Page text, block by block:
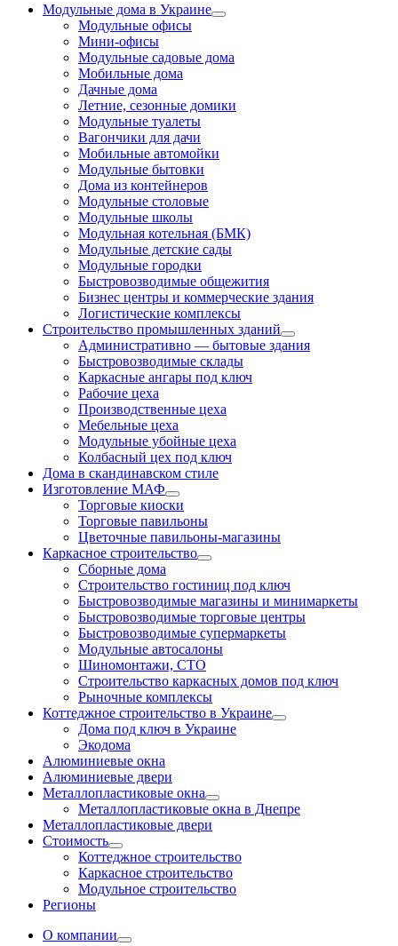
Модульные дома в Украине
Модульные офисы
Мини-офисы
Модульные садовые дома
Мобильные дома
Дачные дома
Летние, сезонные домики
Модульные туалеты
Вагончики для дачи
Мобильные автомойки
Модульные бытовки
Дома из контейнеров
Модульные столовые
Модульные школы
Модульная котельная (БМК)
Модульные детские сады
Модульные городки
Быстровозводимые общежития
Бизнес центры и коммерческие здания
Логистические комплексы
Строительство промышленных зданий
Административно — бытовые здания
Быстровозводимые склады
Каркасные ангары под ключ
Рабочие цеха
Производственные цеха
Мебельные цеха
Модульные убойные цеха
Колбасный цех под ключ
Дома в скандинавском стиле
Изготовление МАФ
Торговые киоски
Торговые павильоны
Цветочные павильоны-магазины
Каркасное строительство
Сборные дома
Строительство гостиниц под ключ
Быстровозводимые магазины и минимаркеты
Быстровозводимые торговые центры
Быстровозводимые супермаркеты
Модульные автосалоны
Шиномонтажи, СТО
Строительство каркасных домов под ключ
Рыночные комплексы
Коттеджное строительство в Украине
Дома под ключ в Украине
Экодома
Алюминиевые окна
Алюминиевые двери
Металлопластиковые окна
Металлопластиковые окна в Днепре
Металлопластиковые двери
Стоимость
Коттеджное строительство
Каркасное строительство
Модульное строительство
Регионы
О компании